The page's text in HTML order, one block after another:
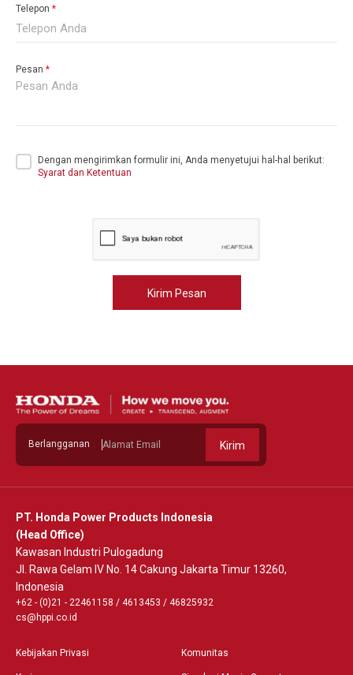
Telepon *
Pesan *
Dengan mengirimkan formulir ini, Anda menyetujui hal-hal berikut:
Syarat dan Ketentuan
Kirim Pesan
Berlangganan Kirim
PT. Honda Power Products Indonesia
(Head Office)
Kawasan Industri Pulogadung
Jl. Rawa Gelam IV No. 14 Cakung Jakarta Timur 13260,
Indonesia
+62 - (0)21 - 22461158 / 4613453 / 46825932
cs@hppi.co.id
Kebijakan Privasi Komunitas